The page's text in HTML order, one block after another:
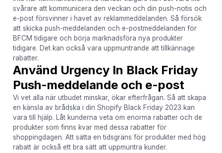
svårare att kommunicera den veckan och din push-notis och
e-post försvinner i havet av reklammeddelanden. Så försök
att skicka push-meddelanden och e-postmeddelanden för
BFCM tidigare och börja marknadsföra nya produkter
tidigare. Det kan också vara uppmuntrande att tillkännage
rabatter.
Använd Urgency In Black Friday
Push-meddelande och e-post
Vi vet alla när utbudet minskar, ökar efterfrågan. Så att skapa
en känsla av brådska i din Shopify Black Friday 2023 kan
vara till hjälp. Låt kunderna veta om enorma rabatter och de
produkter som finns kvar med dessa rabatter för
shoppingdagen. Att sätta en tidsgräns för produkter med hög
rabatt är också ett bra sätt att uppmuntra kunder.